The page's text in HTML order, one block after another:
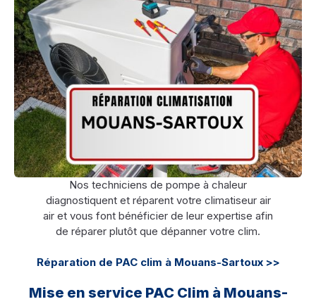
Nos techniciens de pompe à chaleur
diagnostiquent et réparent votre climatiseur air
air et vous font bénéficier de leur expertise afin
de réparer plutôt que dépanner votre clim.
Réparation de PAC clim à Mouans-Sartoux >>
Mise en service PAC Clim à Mouans-